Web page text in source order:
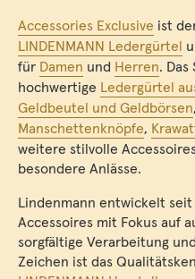
Accessories Exclusive ist
LINDENMANN Ledergürtel
für Damen und Herren.
hochwertige Ledergürtel
Geldbeutel und Geldbörsen,
Manschettenknöpfe,
weitere stilvolle
besondere Anlässe.
Lindenmann entwickelt seit
Accessoires mit Fokus auf
sorgfältige Verarbeitung
Zeichen ist das